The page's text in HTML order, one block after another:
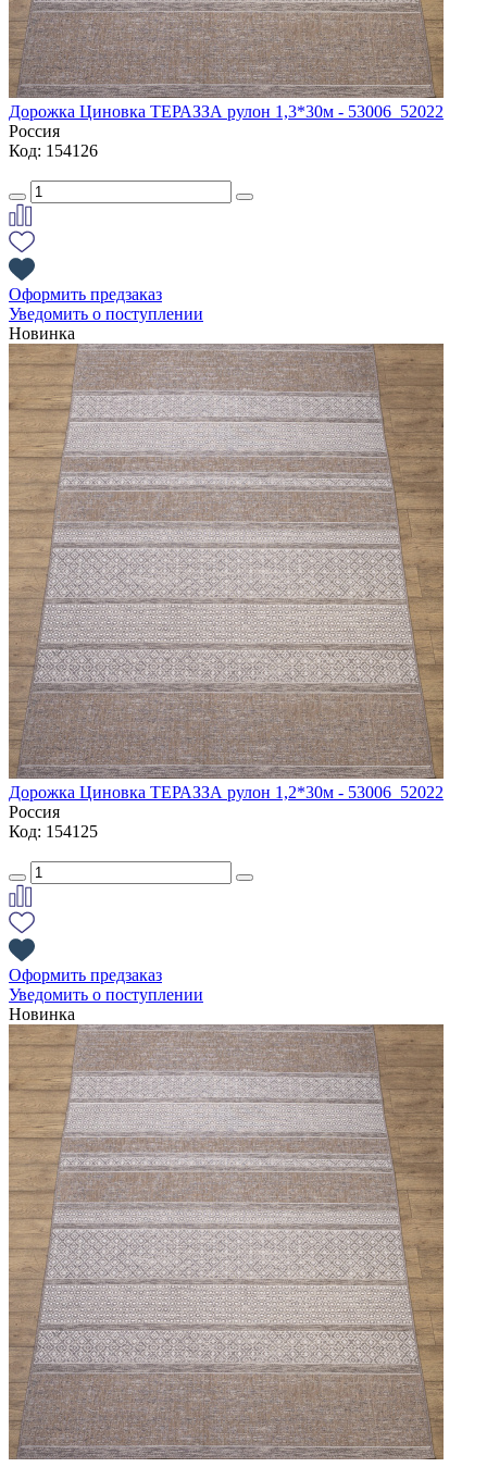
Дорожка Циновка ТЕРАЗЗА рулон 1,3*30м - 53006_52022
Россия
Код: 154126
Оформить предзаказ
Уведомить о поступлении
Новинка
Дорожка Циновка ТЕРАЗЗА рулон 1,2*30м - 53006_52022
Россия
Код: 154125
Оформить предзаказ
Уведомить о поступлении
Новинка